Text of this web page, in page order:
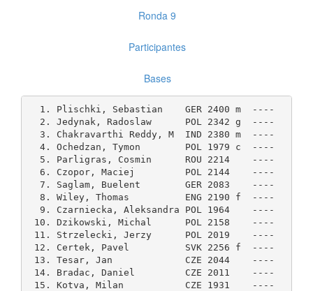
Ronda 9
Participantes
Bases
  1. Plischki, Sebastian    GER 2400 m  ----    8.0
  2. Jedynak, Radoslaw      POL 2342 g  ----    7.5
  3. Chakravarthi Reddy, M  IND 2380 m  ----    7.0
  4. Ochedzan, Tymon        POL 1979 c  ----    7.0
  5. Parligras, Cosmin      ROU 2214    ----    6.5
  6. Czopor, Maciej         POL 2144    ----    6.5
  7. Saglam, Buelent        GER 2083    ----    6.5
  8. Wiley, Thomas          ENG 2190 f  ----    6.5
  9. Czarniecka, Aleksandra POL 1964    ----    6.5
10. Dzikowski, Michal      POL 2158    ----    6.0
11. Strzelecki, Jerzy      POL 2019    ----    6.0
12. Certek, Pavel          SVK 2256 f  ----    6.0
13. Tesar, Jan             CZE 2044    ----    6.0
14. Bradac, Daniel         CZE 2011    ----    6.0
15. Kotva, Milan           CZE 1931    ----    6.0